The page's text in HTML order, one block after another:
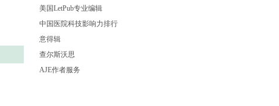
美国LetPub专业编辑
中国医院科技影响力排行
意得辑
查尔斯沃思
AJE作者服务